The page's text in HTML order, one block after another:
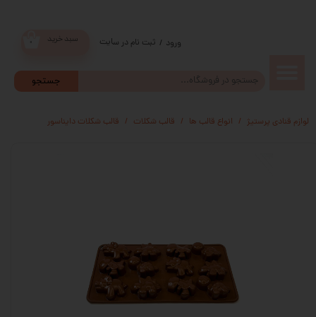
جستجو
سبد خرید ورود / ثبت نام در سایت
خروج از
حساب
کاربری
لوازم قنادی پرستیژ انواع قالب ها قالب شکلات قالب شکلات دایناسور